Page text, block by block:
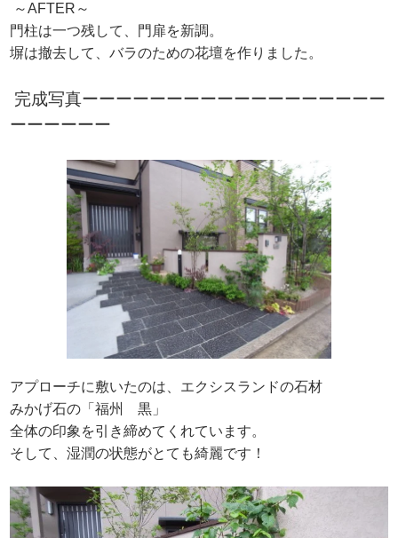
～AFTER～
門柱は一つ残して、門扉を新調。
塀は撤去して、バラのための花壇を作りました。
完成写真ーーーーーーーーーーーーーーーーーー
ーーーーーー
アプローチに敷いたのは、エクシスランドの石材
みかげ石の「福州 黒」
全体の印象を引き締めてくれています。
そして、湿潤の状態がとても綺麗です！